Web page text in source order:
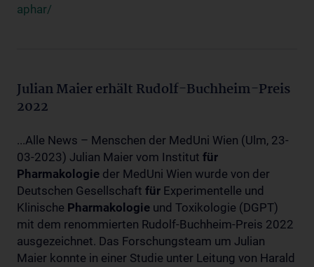
aphar/
Julian Maier erhält Rudolf-Buchheim-Preis
2022
...Alle News – Menschen der MedUni Wien (Ulm, 23-
03-2023) Julian Maier vom Institut für
Pharmakologie der MedUni Wien wurde von der
Deutschen Gesellschaft für Experimentelle und
Klinische Pharmakologie und Toxikologie (DGPT)
mit dem renommierten Rudolf-Buchheim-Preis 2022
ausgezeichnet. Das Forschungsteam um Julian
Maier konnte in einer Studie unter Leitung von Harald